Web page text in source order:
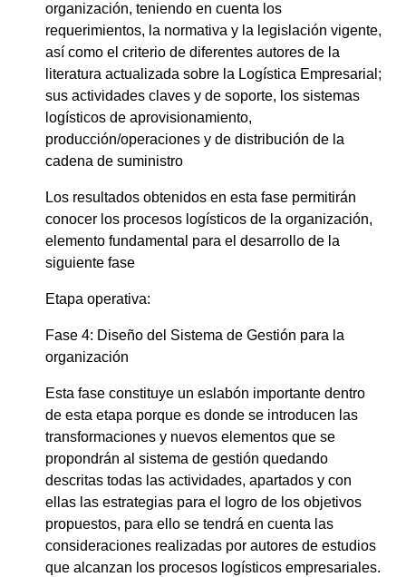
organización, teniendo en cuenta los
requerimientos, la normativa y la legislación vigente,
así como el criterio de diferentes autores de la
literatura actualizada sobre la Logística Empresarial;
sus actividades claves y de soporte, los sistemas
logísticos de aprovisionamiento,
producción/operaciones y de distribución de la
cadena de suministro
Los resultados obtenidos en esta fase permitirán
conocer los procesos logísticos de la organización,
elemento fundamental para el desarrollo de la
siguiente fase
Etapa operativa:
Fase 4: Diseño del Sistema de Gestión para la
organización
Esta fase constituye un eslabón importante dentro
de esta etapa porque es donde se introducen las
transformaciones y nuevos elementos que se
propondrán al sistema de gestión quedando
descritas todas las actividades, apartados y con
ellas las estrategias para el logro de los objetivos
propuestos, para ello se tendrá en cuenta las
consideraciones realizadas por autores de estudios
que alcanzan los procesos logísticos empresariales.